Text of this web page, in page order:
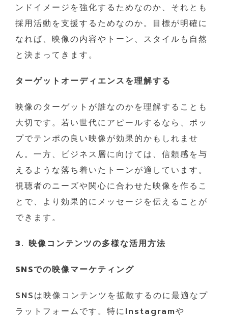
ンドイメージを強化するためなのか、それとも
採用活動を支援するためなのか。目標が明確に
なれば、映像の内容やトーン、スタイルも自然
と決まってきます。
ターゲットオーディエンスを理解する
映像のターゲットが誰なのかを理解することも
大切です。若い世代にアピールするなら、ポッ
プでテンポの良い映像が効果的かもしれませ
ん。一方、ビジネス層に向けては、信頼感を与
えるような落ち着いたトーンが適しています。
視聴者のニーズや関心に合わせた映像を作るこ
とで、より効果的にメッセージを伝えることが
できます。
3. 映像コンテンツの多様な活用方法
SNSでの映像マーケティング
SNSは映像コンテンツを拡散するのに最適なプ
ラットフォームです。特にInstagramや